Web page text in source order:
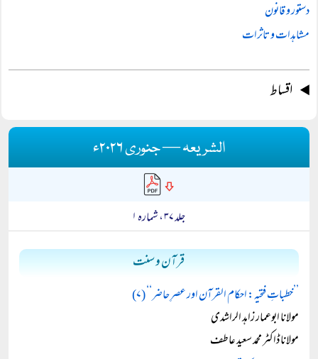
دستور و قانون
مشاہدات و تاثرات
اقساط
الشریعہ — جنوری ۲۰۲۶ء
جلد ۳۷ ، شمارہ ۱
قرآن و سنت
’’خطباتِ فتحیہ: احکام القرآن اور عصرِ حاضر‘‘ (۷)
مولانا ابوعمار زاہد الراشدی
مولانا ڈاکٹر محمد سعید عاطف